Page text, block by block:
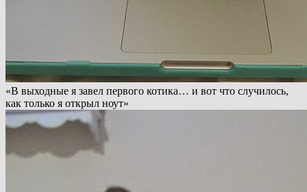
«В выходные я завел первого котика… и вот что случилось,
как только я открыл ноут»